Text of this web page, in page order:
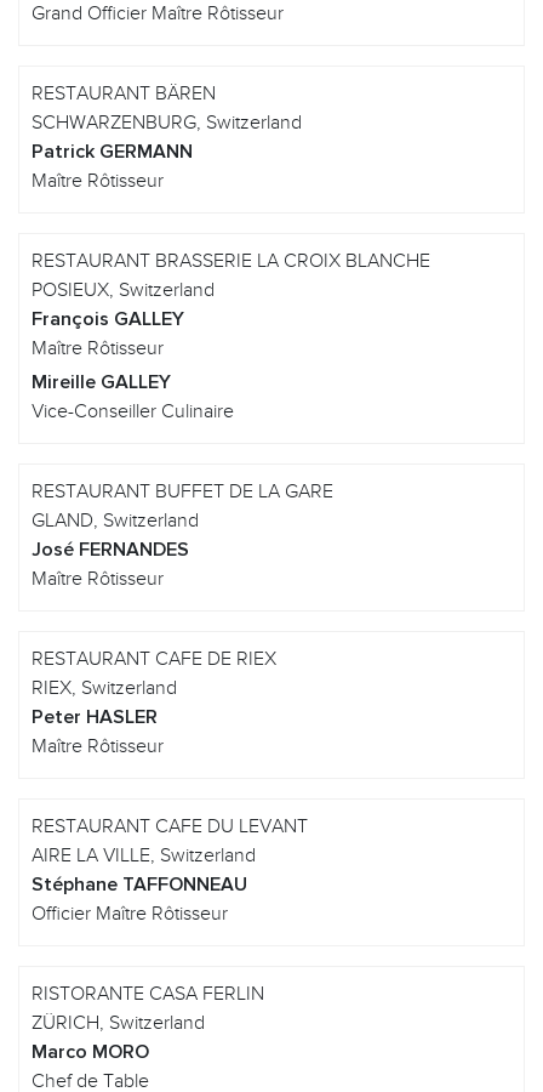
Grand Officier Maître Rôtisseur
RESTAURANT BÄREN
SCHWARZENBURG, Switzerland
Patrick GERMANN
Maître Rôtisseur
RESTAURANT BRASSERIE LA CROIX BLANCHE
POSIEUX, Switzerland
François GALLEY
Maître Rôtisseur
Mireille GALLEY
Vice-Conseiller Culinaire
RESTAURANT BUFFET DE LA GARE
GLAND, Switzerland
José FERNANDES
Maître Rôtisseur
RESTAURANT CAFE DE RIEX
RIEX, Switzerland
Peter HASLER
Maître Rôtisseur
RESTAURANT CAFE DU LEVANT
AIRE LA VILLE, Switzerland
Stéphane TAFFONNEAU
Officier Maître Rôtisseur
RISTORANTE CASA FERLIN
ZÜRICH, Switzerland
Marco MORO
Chef de Table